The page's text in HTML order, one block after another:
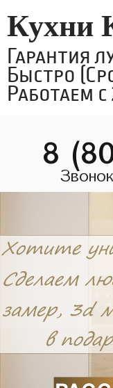
Кухни
Гарантия
Быстро
Работаем с
8